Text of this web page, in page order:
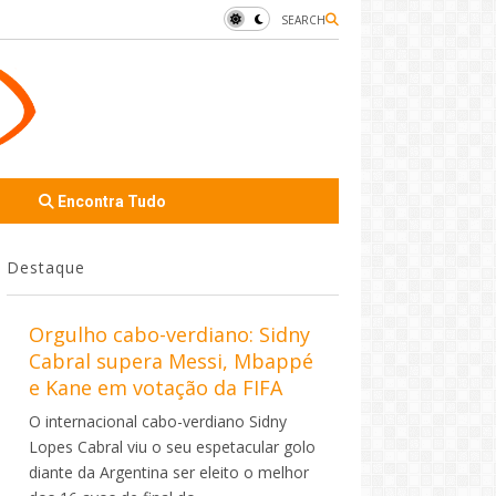
SEARCH
Encontra Tudo
Destaque
Orgulho cabo-verdiano: Sidny
Cabral supera Messi, Mbappé
e Kane em votação da FIFA
O internacional cabo-verdiano Sidny
Lopes Cabral viu o seu espetacular golo
diante da Argentina ser eleito o melhor